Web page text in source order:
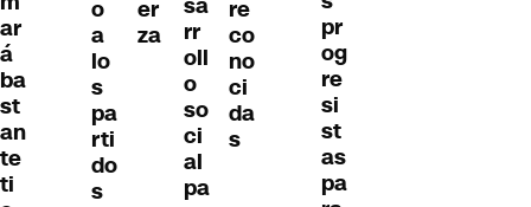
ar
á
ba
st
an
te
ti
o
a
lo
s
pa
rti
do
s
er
za
rr
oll
o
so
ci
al
pa
re
co
no
ci
da
s
pr
og
re
si
st
as
pa